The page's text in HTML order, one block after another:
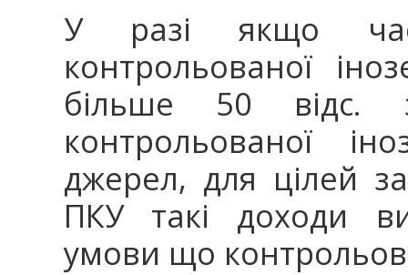
У разі якщо
контрольованої
більше 50 відс.
контрольованої
джерел, для цілей
ПКУ такі доходи
умови що